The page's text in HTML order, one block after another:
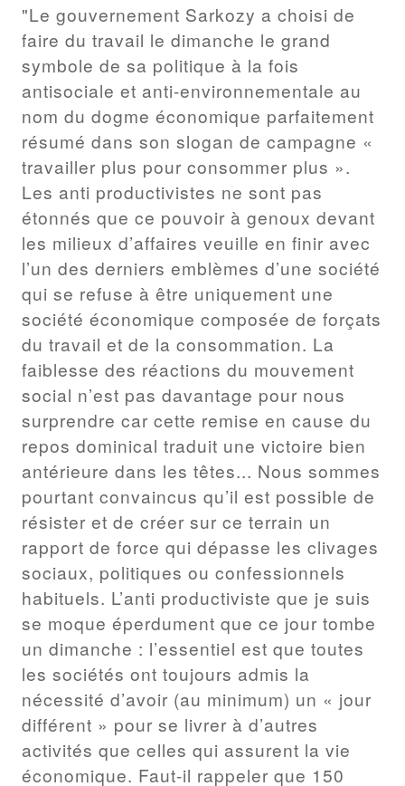
"Le gouvernement Sarkozy a choisi de
faire du travail le dimanche le grand
symbole de sa politique à la fois
antisociale et anti-environnementale au
nom du dogme économique parfaitement
résumé dans son slogan de campagne «
travailler plus pour consommer plus ».
Les anti productivistes ne sont pas
étonnés que ce pouvoir à genoux devant
les milieux d’affaires veuille en finir avec
l’un des derniers emblèmes d’une société
qui se refuse à être uniquement une
société économique composée de forçats
du travail et de la consommation. La
faiblesse des réactions du mouvement
social n’est pas davantage pour nous
surprendre car cette remise en cause du
repos dominical traduit une victoire bien
antérieure dans les têtes... Nous sommes
pourtant convaincus qu’il est possible de
résister et de créer sur ce terrain un
rapport de force qui dépasse les clivages
sociaux, politiques ou confessionnels
habituels. L’anti productiviste que je suis
se moque éperdument que ce jour tombe
un dimanche : l’essentiel est que toutes
les sociétés ont toujours admis la
nécessité d’avoir (au minimum) un « jour
différent » pour se livrer à d’autres
activités que celles qui assurent la vie
économique. Faut-il rappeler que 150